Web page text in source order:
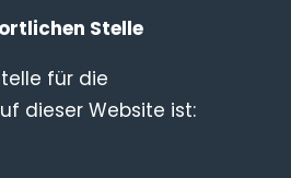
Stelle
für die
dieser Website ist: